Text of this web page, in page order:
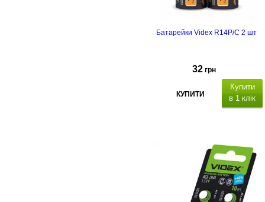
Батарейки Videx R14P/C 2 шт
32 грн
КУПИТИ
Купити
в 1 клік